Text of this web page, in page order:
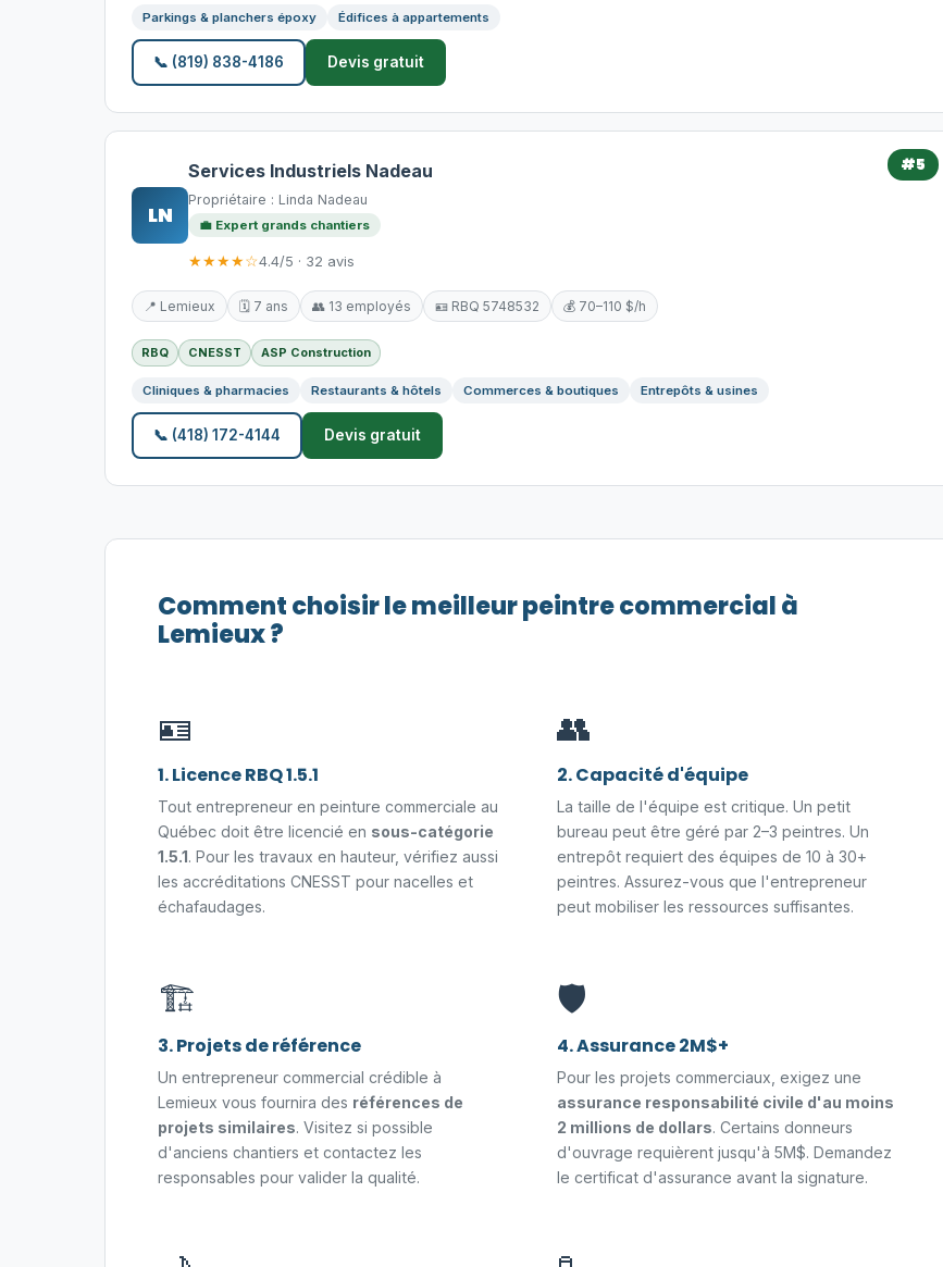
Parkings & planchers époxy Édifices à appartements
📞 (819) 838-4186 Devis gratuit
#5
LN
Services Industriels Nadeau
Propriétaire : Linda Nadeau
💼 Expert grands chantiers
★★★★☆4.4/5 · 32 avis
📍 Lemieux 🗓️ 7 ans 👥 13 employés 🪪 RBQ 5748532 💰 70–110 $/h
RBQ CNESST ASP Construction
Cliniques & pharmacies Restaurants & hôtels Commerces & boutiques Entrepôts & usines
📞 (418) 172-4144 Devis gratuit
Comment choisir le meilleur peintre commercial à
Lemieux ?
🪪
1. Licence RBQ 1.5.1
Tout entrepreneur en peinture commerciale au
Québec doit être licencié en sous-catégorie
1.5.1. Pour les travaux en hauteur, vérifiez aussi
les accréditations CNESST pour nacelles et
échafaudages.
👥
2. Capacité d'équipe
La taille de l'équipe est critique. Un petit
bureau peut être géré par 2–3 peintres. Un
entrepôt requiert des équipes de 10 à 30+
peintres. Assurez-vous que l'entrepreneur
peut mobiliser les ressources suffisantes.
🏗️
3. Projets de référence
Un entrepreneur commercial crédible à
Lemieux vous fournira des références de
projets similaires. Visitez si possible
d'anciens chantiers et contactez les
responsables pour valider la qualité.
🛡️
4. Assurance 2M$+
Pour les projets commerciaux, exigez une
assurance responsabilité civile d'au moins
2 millions de dollars. Certains donneurs
d'ouvrage requièrent jusqu'à 5M$. Demandez
le certificat d'assurance avant la signature.